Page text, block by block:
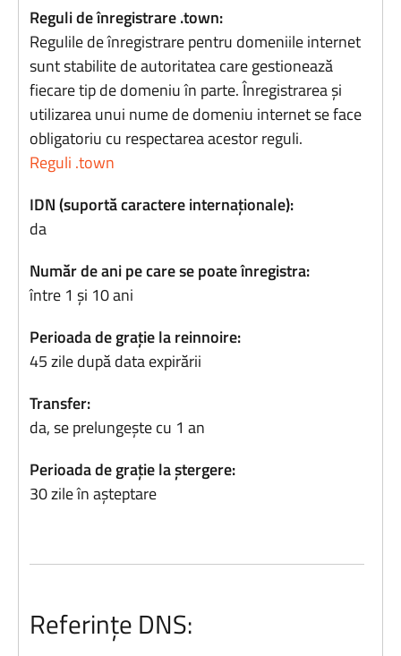
Reguli de înregistrare .town:
Regulile de înregistrare pentru domeniile internet
sunt stabilite de autoritatea care gestionează
fiecare tip de domeniu în parte. Înregistrarea și
utilizarea unui nume de domeniu internet se face
obligatoriu cu respectarea acestor reguli.
Reguli .town
IDN (suportă caractere internaționale):
da
Număr de ani pe care se poate înregistra:
între 1 și 10 ani
Perioada de grație la reinnoire:
45 zile după data expirării
Transfer:
da, se prelungește cu 1 an
Perioada de grație la ștergere:
30 zile în așteptare
Referințe DNS: